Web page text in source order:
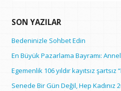
SON YAZILAR
Bedeninizle Sohbet Edin
En Büyük Pazarlama Bayramı:
Egemenlik 106 yıldır kayıtsız
Senede Bir Gün Değil, Hep Kadınız